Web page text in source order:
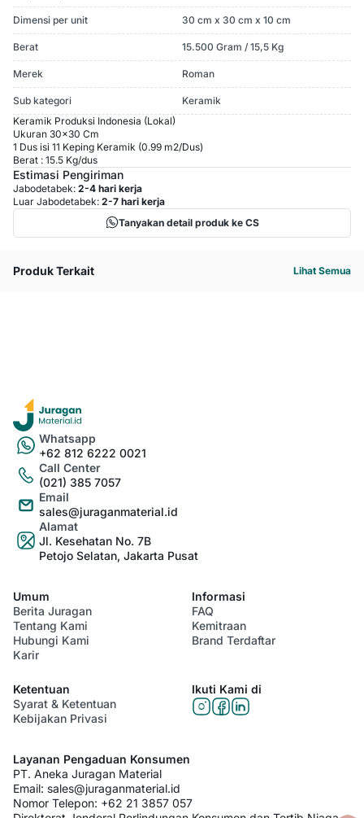
Dimensi per unit 30 cm x 30 cm x 10 cm
Berat 15.500 Gram / 15,5 Kg
Merek Roman
Sub kategori
Keramik
Keramik Produksi Indonesia (Lokal)
Ukuran 30x30 Cm
1 Dus isi 11 Keping Keramik (0.99 m2/Dus)
Berat : 15.5 Kg/dus
Estimasi Pengiriman
Jabodetabek: 2-4 hari kerja
Luar Jabodetabek: 2-7 hari kerja
Tanyakan detail produk ke CS
Produk Terkait Lihat Semua
Whatsapp
+62 812 6222 0021
Call Center
(021) 385 7057
Email
sales@juraganmaterial.id
Alamat
Jl. Kesehatan No. 7B
Petojo Selatan, Jakarta Pusat
Umum
Berita Juragan
Tentang Kami
Hubungi Kami
Karir
Informasi
FAQ
Kemitraan
Brand Terdaftar
Ketentuan
Syarat & Ketentuan
Kebijakan Privasi
Ikuti Kami di
Layanan Pengaduan Konsumen
PT. Aneka Juragan Material
Email: sales@juraganmaterial.id
Nomor Telepon: +62 21 3857 057